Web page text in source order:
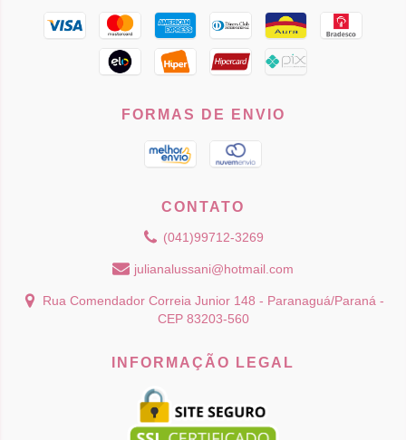
FORMAS DE ENVIO
CONTATO
(041)99712-3269
julianalussani@hotmail.com
Rua Comendador Correia Junior 148 - Paranaguá/Paraná -
CEP 83203-560
INFORMAÇÃO LEGAL